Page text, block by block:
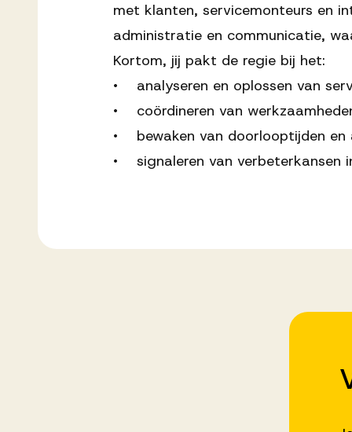
met klanten, servicemonteurs en
administratie en communicatie,
Kortom, jij pakt de regie bij het:
• analyseren en oplossen van
• coördineren van
• bewaken van doorlooptijden en
• signaleren van verbeterkansen